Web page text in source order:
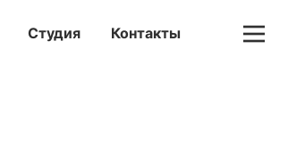
Студия Контакты